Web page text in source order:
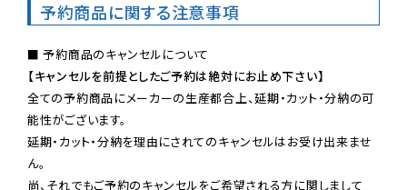
予約商品に関する注意事項
【キャンセルを前提としたご予約は絶対にお止め下さい】
全ての予約商品にメーカーの生産都合上、延期・カット・分納の可
能性がございます。
延期・カット・分納を理由にされてのキャンセルはお受け出来ませ
ん。
尚、それでもご予約のキャンセルをご希望される方に関しまして